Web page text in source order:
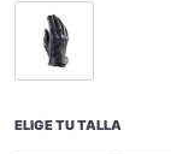
ELIGE TU TALLA